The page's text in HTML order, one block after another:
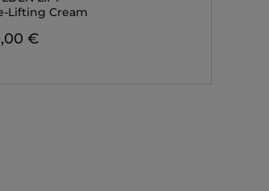
Lifting Cream
€